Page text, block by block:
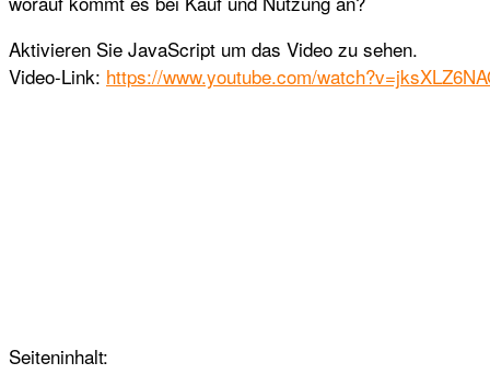
Aktivieren Sie JavaScript um das Video zu sehen.
Video-Link: https://www.youtube.com/
Seiteninhalt: